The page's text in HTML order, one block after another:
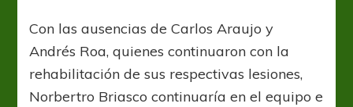
Con las ausencias de Carlos Araujo y
Andrés Roa, quienes continuaron con la
rehabilitación de sus respectivas lesiones,
Norbertro Briasco continuaría en el equipo e